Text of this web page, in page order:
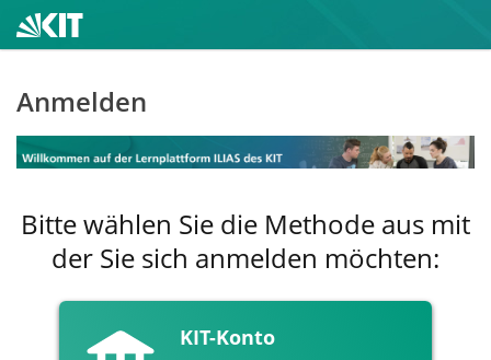
Anmelden
Bitte wählen Sie die Methode aus mit
der Sie sich anmelden möchten:
KIT-Konto